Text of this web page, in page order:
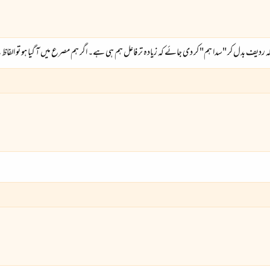
ردیف بدل کر "سدا ہم" کر دی جائے کہ زیادہ تر فاعل ہم ہی ہے۔ اگر ہم مصرع میں آ گیا ہو تو